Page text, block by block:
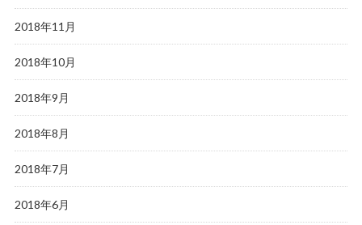
2018年11月
2018年10月
2018年9月
2018年8月
2018年7月
2018年6月